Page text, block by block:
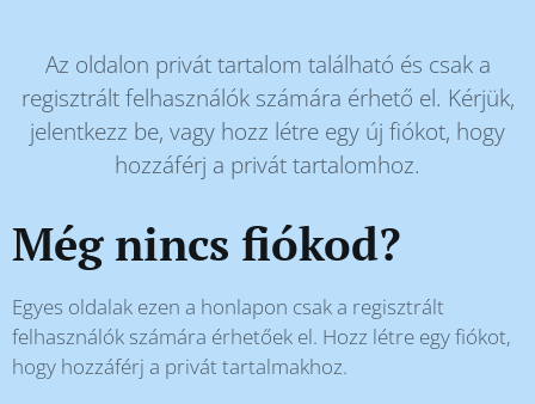
Az oldalon privát tartalom található és csak a
regisztrált felhasználók számára érhető el. Kérjük,
jelentkezz be, vagy hozz létre egy új fiókot, hogy
hozzáférj a privát tartalomhoz.
Még nincs fiókod?
Egyes oldalak ezen a honlapon csak a regisztrált
felhasználók számára érhetőek el. Hozz létre egy fiókot,
hogy hozzáférj a privát tartalmakhoz.